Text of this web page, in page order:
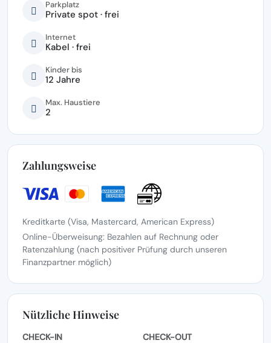
Parkplatz
Private spot · frei
Internet
Kabel · frei
Kinder bis
12 Jahre
Max. Haustiere
2
Zahlungsweise
Kreditkarte (Visa, Mastercard, American Express)
Online-Überweisung: Bezahlen auf Rechnung oder
Ratenzahlung (nach positiver Prüfung durch unseren
Finanzpartner möglich)
Nützliche Hinweise
CHECK-IN CHECK-OUT